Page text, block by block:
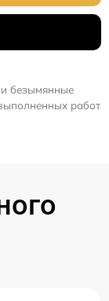
и безымянные
работ